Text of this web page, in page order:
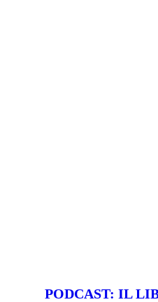
PODCAST: IL